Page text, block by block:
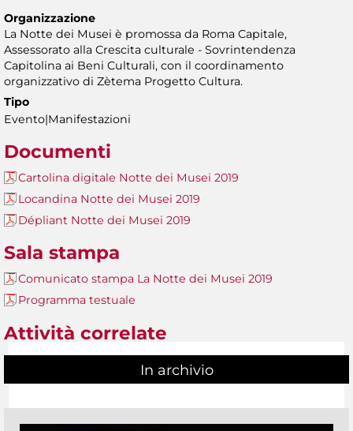
Organizzazione
La Notte dei Musei è promossa da Roma Capitale,
Assessorato alla Crescita culturale - Sovrintendenza
Capitolina ai Beni Culturali, con il coordinamento
organizzativo di Zètema Progetto Cultura.
Tipo
Evento|Manifestazioni
Documenti
Cartolina digitale Notte dei Musei 2019
Locandina Notte dei Musei 2019
Dépliant Notte dei Musei 2019
Sala stampa
Comunicato stampa La Notte dei Musei 2019
Programma testuale
Attività correlate
In archivio